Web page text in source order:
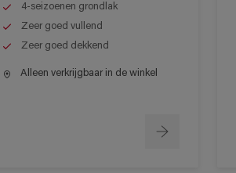
4-seizoenen grondlak
Zeer goed vullend
Zeer goed dekkend
Alleen verkrijgbaar in de winkel